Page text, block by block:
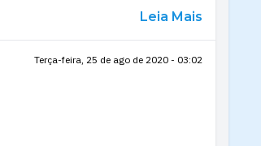
Leia Mais
Terça-feira, 25 de ago de 2020 - 03:02